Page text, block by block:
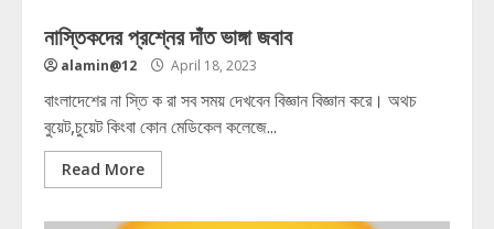
নাস্তিকদের প্রশ্নের দাঁত ভাঙ্গা জবাব
alamin@12 April 18, 2023
বাংলাদেশের না স্তি ক রা সব সময় দেখবেন বিজ্ঞান বিজ্ঞান করে। অথচ
বুয়েট,চুয়েট কিংবা কোন মেডিকেল কলেজে...
Read More